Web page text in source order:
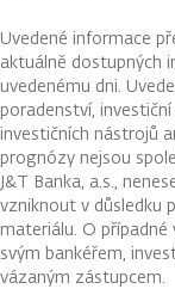
Uvedené informace
aktuálně dostupných
uvedenému dni.
poradenství,
investičních nástrojů
prognózy nejsou
J&T Banka, a.s.,
vzniknout v důsledku
materiálu. O
svým bankéřem,
vázaným zástupcem.